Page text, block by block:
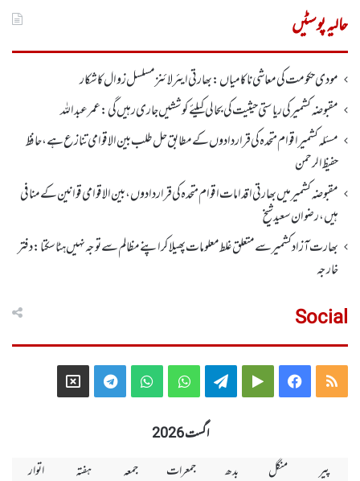
حالیہ پوسٹیں
مودی حکومت کی معاشی ناکامیاں: بھارتی ایئرلائنز مسلسل زوال کا شکار
مقبوضہ کشمیر کی ریاستی حیثیت کی بحالی کیلئے کوششیں جاری رہیں گی: عمر عبداللہ
مسئلہ کشمیر اقوام متحدہ کی قراردادوں کے مطابق حل طلب بین الاقوامی تنازع ہے، حافظ
حفیظ الرحمن
مقبوضہ کشمیر میں بھارتی اقدامات اقوام متحدہ کی قراردادوں، بین الاقوامی قوانین کے منافی
ہیں،رضوان سعید شیخ
بھارت آزاد کشمیر سے متعلق غلط معلومات پھیلا کر اپنے مظالم سے توجہ نہیں ہٹا سکتا: دفتر
خارجہ
Social
RSS
Facebook
Google
Telegram
WhatsApp
WhatsApp
Telegram
X
اگست 2026
پیر
منگل بدھ جمعرات جمعہ ہفتہ اتوار